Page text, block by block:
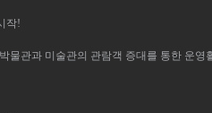
작!
물관과 미술관의 관람객 증대를 통한 운